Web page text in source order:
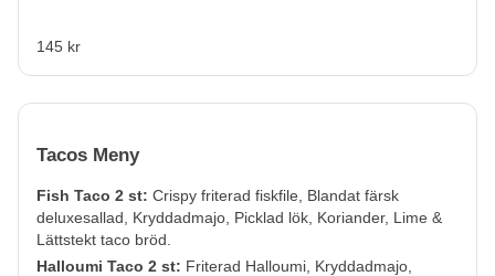
145 kr
Tacos Meny
Fish Taco 2 st: Crispy friterad fiskfile, Blandat färsk
deluxesallad, Kryddadmajo, Picklad lök, Koriander, Lime &
Lättstekt taco bröd.
Halloumi Taco 2 st: Friterad Halloumi, Kryddadmajo,